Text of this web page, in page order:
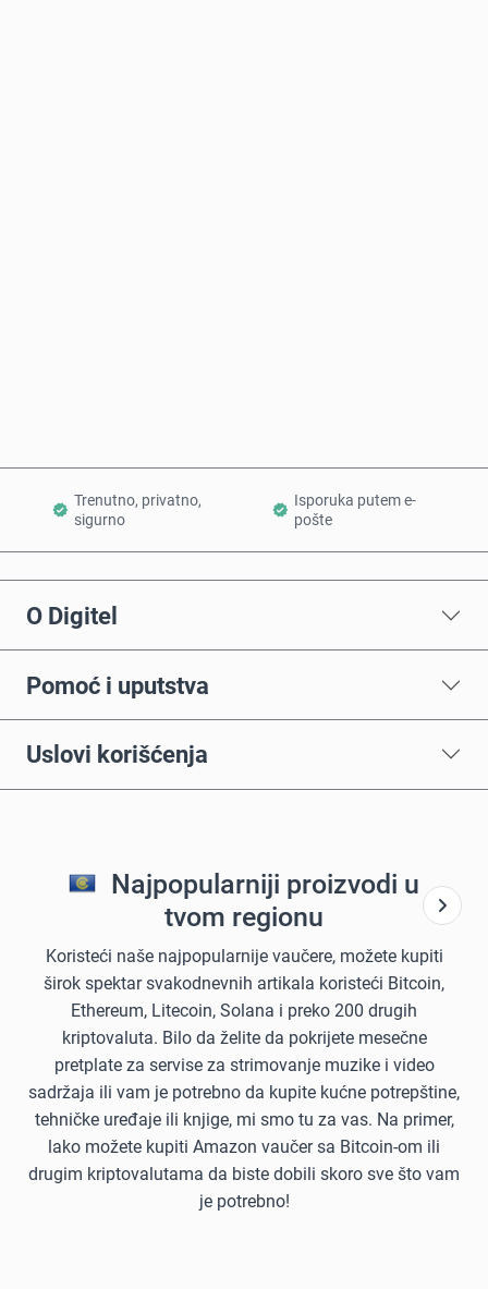
Trenutno, privatno,
sigurno
Isporuka putem e-
pošte
O Digitel
Pomoć i uputstva
Uslovi korišćenja
Najpopularniji proizvodi u
tvom regionu
Koristeći naše najpopularnije vaučere, možete kupiti
širok spektar svakodnevnih artikala koristeći Bitcoin,
Ethereum, Litecoin, Solana i preko 200 drugih
kriptovaluta. Bilo da želite da pokrijete mesečne
pretplate za servise za strimovanje muzike i video
sadržaja ili vam je potrebno da kupite kućne potrepštine,
tehničke uređaje ili knjige, mi smo tu za vas. Na primer,
lako možete kupiti Amazon vaučer sa Bitcoin-om ili
drugim kriptovalutama da biste dobili skoro sve što vam
je potrebno!